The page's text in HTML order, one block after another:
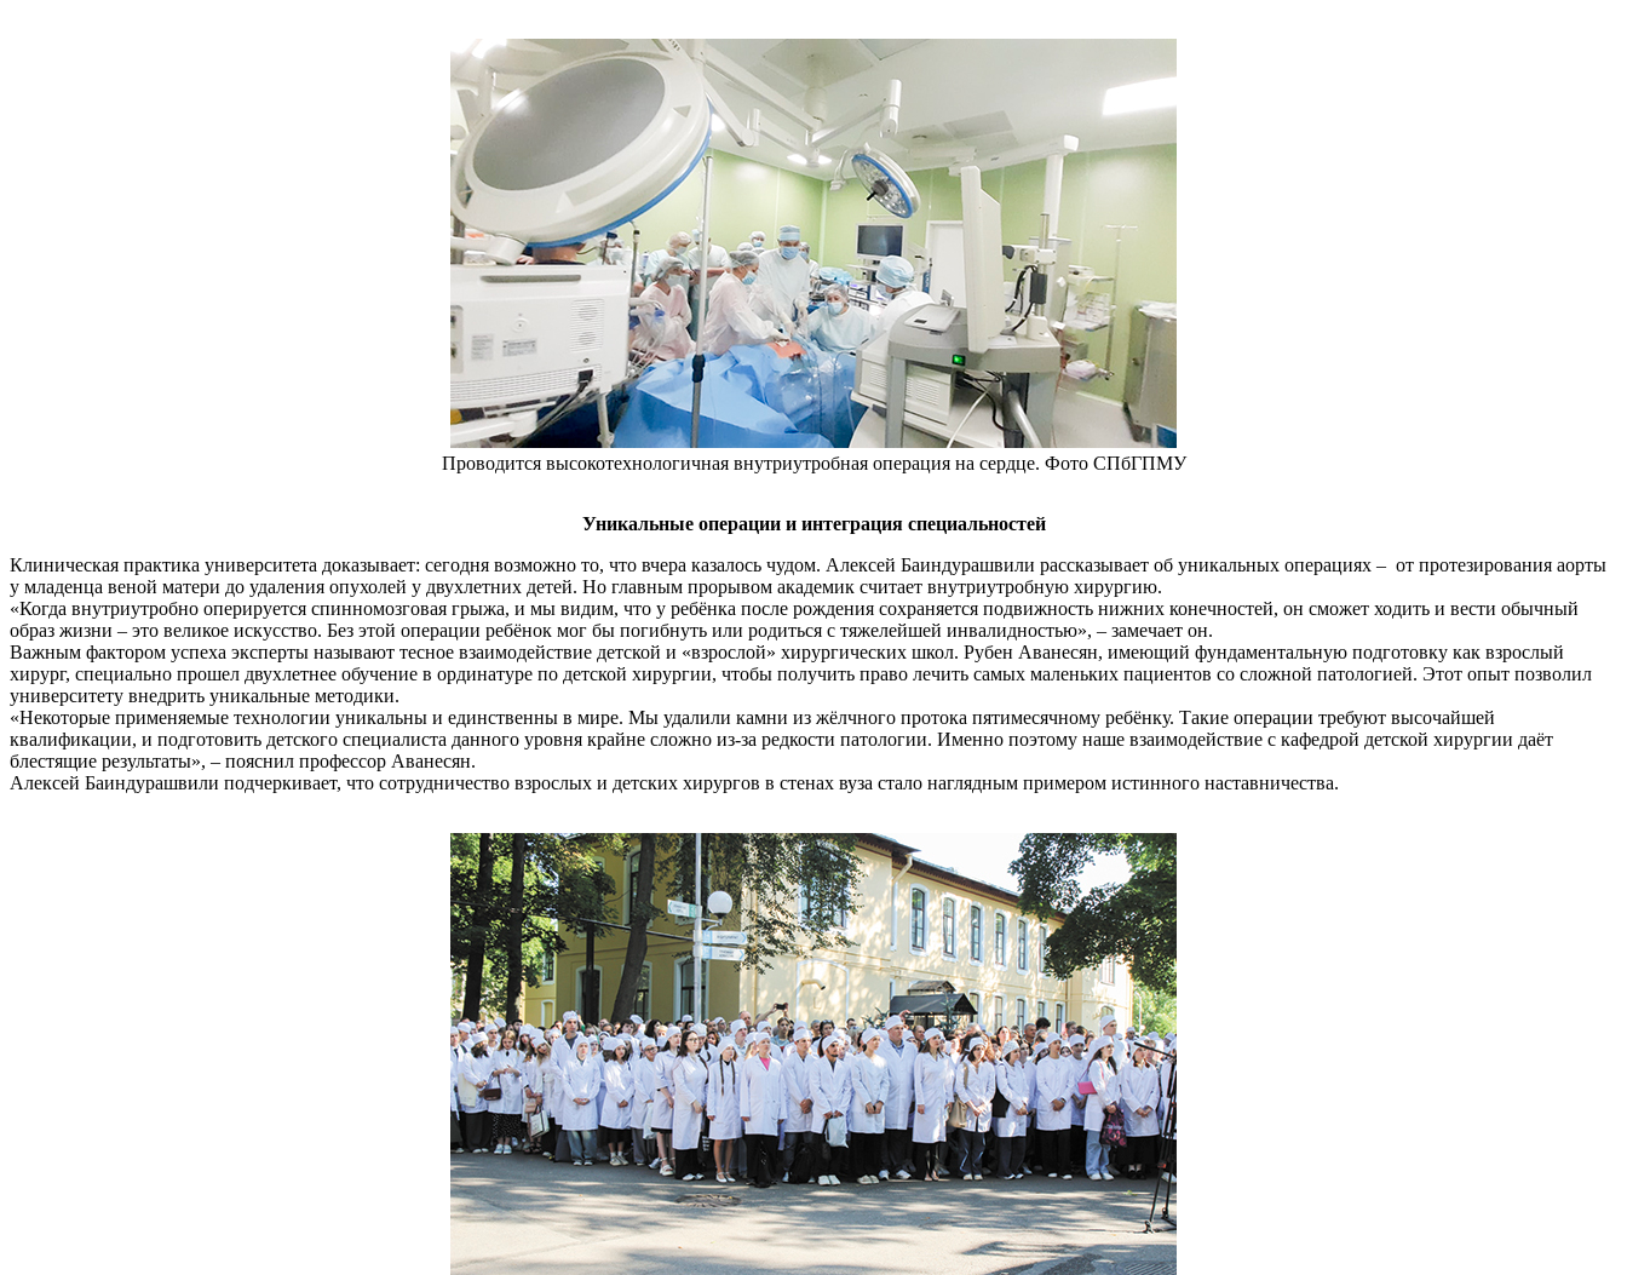
Проводится высокотехнологичная внутриутробная операция на сердце. Фото СПбГПМУ
Уникальные операции и интеграция специальностей
Клиническая практика университета доказывает: сегодня возможно то, что вчера казалось чудом. Алексей Баиндурашвили рассказывает об уникальных операциях – от протезирования аорты
у младенца веной матери до удаления опухолей у двухлетних детей. Но главным прорывом академик считает внутриутробную хирургию.
«Когда внутриутробно оперируется спинномозговая грыжа, и мы видим, что у ребёнка после рождения сохраняется подвижность нижних конечностей, он сможет ходить и вести обычный
образ жизни – это великое искусство. Без этой операции ребёнок мог бы погибнуть или родиться с тяжелейшей инвалидностью», – замечает он.
Важным фактором успеха эксперты называют тесное взаимодействие детской и «взрослой» хирургических школ. Рубен Аванесян, имеющий фундаментальную подготовку как взрослый
хирург, специально прошел двухлетнее обучение в ординатуре по детской хирургии, чтобы получить право лечить самых маленьких пациентов со сложной патологией. Этот опыт позволил
университету внедрить уникальные методики.
«Некоторые применяемые технологии уникальны и единственны в мире. Мы удалили камни из жёлчного протока пятимесячному ребёнку. Такие операции требуют высочайшей
квалификации, и подготовить детского специалиста данного уровня крайне сложно из-за редкости патологии. Именно поэтому наше взаимодействие с кафедрой детской хирургии даёт
блестящие результаты», – пояснил профессор Аванесян.
Алексей Баиндурашвили подчеркивает, что сотрудничество взрослых и детских хирургов в стенах вуза стало наглядным примером истинного наставничества.